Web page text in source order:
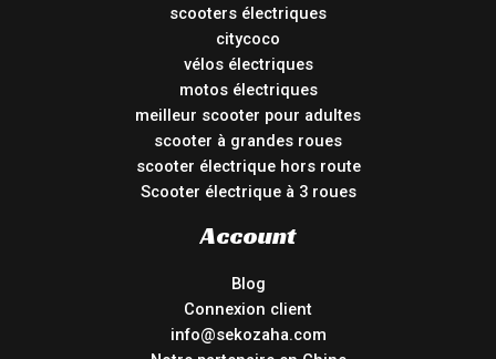
scooters électriques
citycoco
vélos électriques
motos électriques
meilleur scooter pour adultes
scooter à grandes roues
scooter électrique hors route
Scooter électrique à 3 roues
Account
Blog
Connexion client
info@sekozaha.com